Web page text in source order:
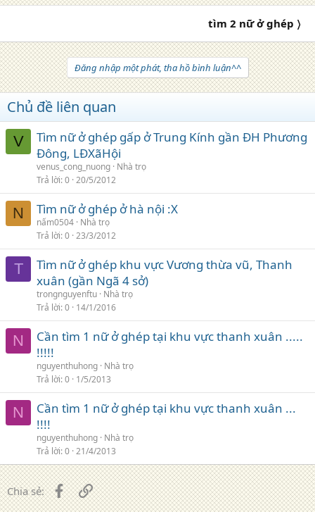
tìm 2 nữ ở ghép 〉
Đăng nhập một phát, tha hồ bình luận^^
Chủ đề liên quan
V
Tìm nữ ở ghép gấp ở Trung Kính gần ĐH Phương
Đông, LĐXãHội
venus_cong_nuong Nhà trọ
Trả lời 0 20/5/2012
N Tìm nữ ở ghép ở hà nội :X
nấm0504 Nhà trọ
Trả lời 0 23/3/2012
T
Tìm nữ ở ghép khu vực Vương thừa vũ, Thanh
xuân (gần Ngã 4 sở)
trongnguyenftu Nhà trọ
Trả lời 0 14/1/2016
N
Cần tìm 1 nữ ở ghép tại khu vực thanh xuân .....
!!!!!
nguyenthuhong Nhà trọ
Trả lời 0 1/5/2013
N
Cần tìm 1 nữ ở ghép tại khu vực thanh xuân ...
!!!!
nguyenthuhong Nhà trọ
Trả lời 0 21/4/2013
Chia sẻ: FacebookLiên kết